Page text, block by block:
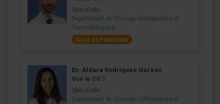
Spécialiste
Département de Chirurgie Orthopédique et
Traumatologique
Siège de Pampelune
Dr. Aldara Rodríguez Garzón
Voir le CV
Spécialiste
Département de Chirurgie Orthopédique et